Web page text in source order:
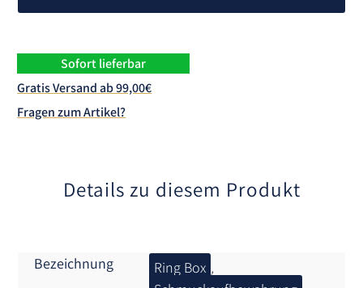
Sofort lieferbar
Gratis Versand ab 99,00€
Fragen zum Artikel?
Details zu diesem Produkt
Bezeichnung Ring Box ,